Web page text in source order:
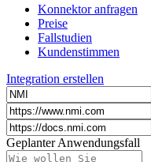
Konnektor anfragen
Preise
Fallstudien
Kundenstimmen
Integration erstellen
Geplanter Anwendungsfall